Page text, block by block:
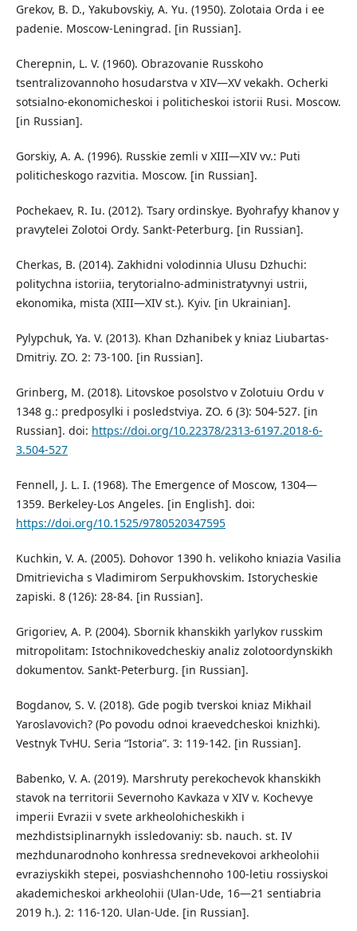
Grekov, B. D., Yakubovskiy, A. Yu. (1950). Zolotaia Orda i ee
padenie. Moscow-Leningrad. [in Russian].
Cherepnin, L. V. (1960). Obrazovanie Russkoho
tsentralizovannoho hosudarstva v XIV—XV vekakh. Ocherki
sotsialno-ekonomicheskoi i politicheskoi istorii Rusi. Moscow.
[in Russian].
Gorskiy, A. A. (1996). Russkie zemli v XIII—XIV vv.: Puti
politicheskogo razvitia. Moscow. [in Russian].
Pochekaev, R. Iu. (2012). Tsary ordinskye. Byohrafyy khanov y
pravytelei Zolotoi Ordy. Sankt-Peterburg. [in Russian].
Cherkas, B. (2014). Zakhidni volodinnia Ulusu Dzhuchi:
politychna istoriia, terytorialno-administratyvnyi ustrii,
ekonomika, mista (XIII—XIV st.). Kyiv. [in Ukrainian].
Pylypchuk, Ya. V. (2013). Khan Dzhanibek y kniaz Liubartas-
Dmitriy. ZO. 2: 73-100. [in Russian].
Grinberg, M. (2018). Litovskoe posolstvo v Zolotuiu Ordu v
1348 g.: predposylki i posledstviya. ZO. 6 (3): 504-527. [in
Russian]. doi: https://doi.org/10.22378/2313-6197.2018-6-
3.504-527
Fennell, J. L. I. (1968). The Emergence of Moscow, 1304—
1359. Berkeley-Los Angeles. [in English]. doi:
https://doi.org/10.1525/9780520347595
Kuchkin, V. A. (2005). Dohovor 1390 h. velikoho kniazia Vasilia
Dmitrievicha s Vladimirom Serpukhovskim. Istorycheskie
zapiski. 8 (126): 28-84. [in Russian].
Grigoriev, A. P. (2004). Sbornik khanskikh yarlykov russkim
mitropolitam: Istochnikovedcheskiy analiz zolotoordynskikh
dokumentov. Sankt-Peterburg. [in Russian].
Bogdanov, S. V. (2018). Gde pogib tverskoi kniaz Mikhail
Yaroslavovich? (Po povodu odnoi kraevedcheskoi knizhki).
Vestnyk TvHU. Seria “Istoria”. 3: 119-142. [in Russian].
Babenko, V. A. (2019). Marshruty perekochevok khanskikh
stavok na territorii Severnoho Kavkaza v XIV v. Kochevye
imperii Evrazii v svete arkheolohicheskikh i
mezhdistsiplinarnykh issledovaniy: sb. nauch. st. IV
mezhdunarodnoho konhressa srednevekovoi arkheolohii
evraziyskikh stepei, posviashchennoho 100-letiu rossiyskoi
akademicheskoi arkheolohii (Ulan-Ude, 16—21 sentiabria
2019 h.). 2: 116-120. Ulan-Ude. [in Russian].